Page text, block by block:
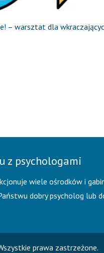
– warsztat dla
z psychologami
wiele ośrodków i
dobry psycholog lub
prawa zastrzeżone.